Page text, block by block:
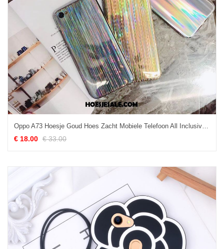
Oppo A73 Hoesje Goud Hoes Zacht Mobiele Telefoon All Inclusive Online
€ 18.00 € 33.00